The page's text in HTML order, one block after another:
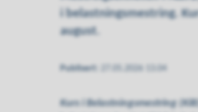
i belastningsmestring.
august.
Publisert
Kurs i Belastningsmestring (KiB)